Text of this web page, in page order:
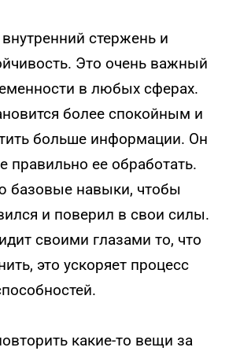
стержень и
Это очень важный
в любых сферах.
более спокойным и
больше информации. Он
правильно ее обработать.
базовые навыки, чтобы
и поверил в свои силы.
своими глазами то, что
это ускоряет процесс
какие-то вещи за